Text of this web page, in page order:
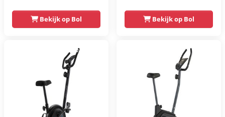
Verstelbaar Zadel -
0-100% weerstand
Hartslagfunctie -
Max 130kg -
Extreem Stil
Bekijk op Bol
Weerstandniveau's
- Verstelbaar zadel
Tablethouder -
Max. 120 kg
Gebruikersgewicht
- Fitnessfiets
Bekijk op Bol